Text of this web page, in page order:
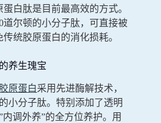
蛋白肽是目前最高效的方式。
道尔顿的小分子肽，可直接被
统胶原蛋白的消化损耗。
养生瑰宝
原蛋白采用先进酶解技术，
小分子肽。特别添加了透明
调外养”的全方位养护。用